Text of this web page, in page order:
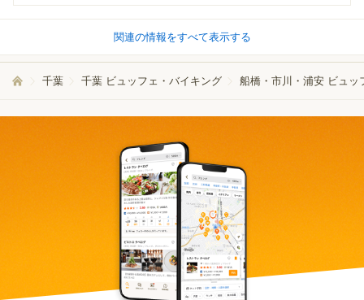
関連の情報をすべて表示する
千葉 千葉 ビュッフェ・バイキング 船橋・市川・浦安 ビュッ